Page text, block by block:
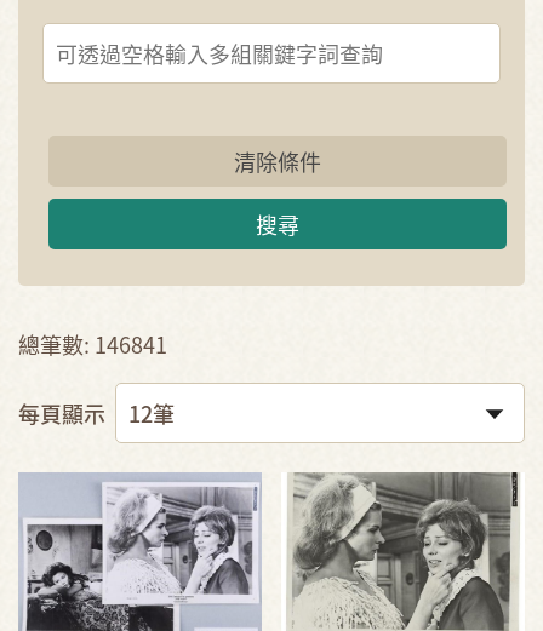
清除條件
搜尋
總筆數: 146841
每頁顯示